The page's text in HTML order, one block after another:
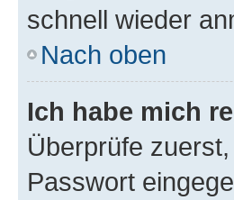
schnell wieder
Nach oben
Ich habe mich
Überprüfe
Passwort